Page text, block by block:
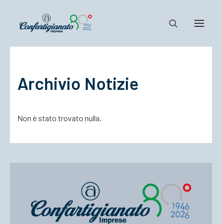
Confartigianato
Il Sistema
Archivio Notizie
Non è stato trovato nulla.